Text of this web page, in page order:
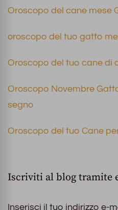
Oroscopo del cane mese
oroscopo del tuo gatto
Oroscopo del tuo cane di
Oroscopo Novembre
segno
Oroscopo del tuo Cane
Iscriviti al blog tramite
Inserisci il tuo indirizzo e-